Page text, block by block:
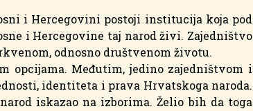
i Hercegovini postoji institucija koja pod
i Hercegovine taj narod živi. Zajedništvo
odnosno društvenom životu.
Međutim, jedino zajedništvom i
identiteta i prava Hrvatskoga naroda.
iskazao na izborima. Želio bih da toga